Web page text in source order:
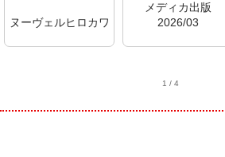
ヌーヴェルヒロカワ
専有資料のため閲覧
メディカ出版
2026/03
所蔵中
1 / 4